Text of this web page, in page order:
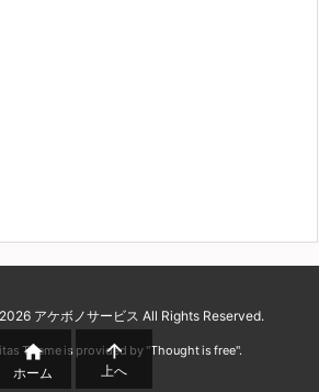
アケボノサービス All Rights Reserved.
Theme is provided by "Thought is free".

ホーム

上へ